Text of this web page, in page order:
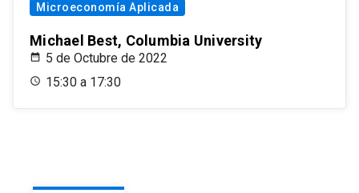
Microeconomía Aplicada
Michael Best, Columbia University
5 de Octubre de 2022
15:30 a 17:30